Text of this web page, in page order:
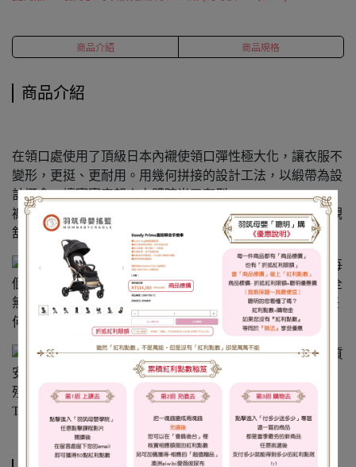
商品介紹 商品規格
商品介紹
在領口處使用了頂級日本內襯使領口彈性極大化，讓衣服不
變形，更挺、更耐用。用幾何拼接的設計工法，以緞帶為設
計概念，讓寶寶穿起來立體時尚又有型。
褲口抽皺，使下半身包覆性更好，不會讓尿布外露，更美觀
舒適。